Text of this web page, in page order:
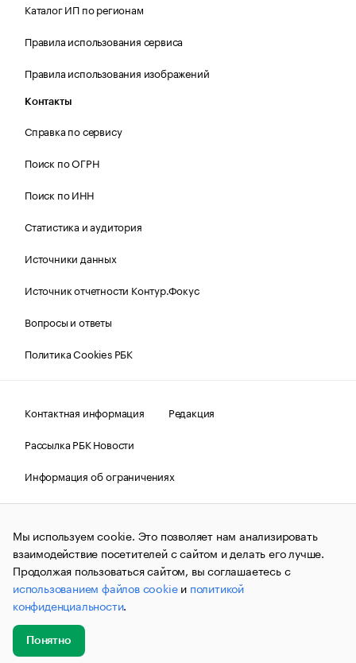
Каталог ИП по регионам
Правила использования сервиса
Правила использования изображений
Контакты
Справка по сервису
Поиск по ОГРН
Поиск по ИНН
Статистика и аудитория
Источники данных
Источник отчетности Контур.Фокус
Вопросы и ответы
Политика Cookies РБК
Контактная информация
Редакция
Рассылка РБК Новости
Информация об ограничениях
Правовая информация
О соблюдении авторских прав
© АО «РОСБИЗНЕСКОНСАЛТИНГ»,1995–2026.Сообщения
и материалы информационного агентства «РБК»
(зарегистрировано Федеральной службой по надзору в сфере
связи, информационных технологий и массовых
коммуникаций (Роскомнадзор) 09.12.2015 за номером ИА
№ФС77-63848) сопровождаются пометкой «РБК». Отдельные
публикации могут содержать информацию,
не предназначенную для пользователей
до 18 лет.
Мы используем cookie. Это позволяет нам анализировать
взаимодействие посетителей с сайтом и делать его лучше.
Продолжая пользоваться сайтом, вы соглашаетесь с
использованием файлов cookieи политикой
конфиденциальности.
Понятно